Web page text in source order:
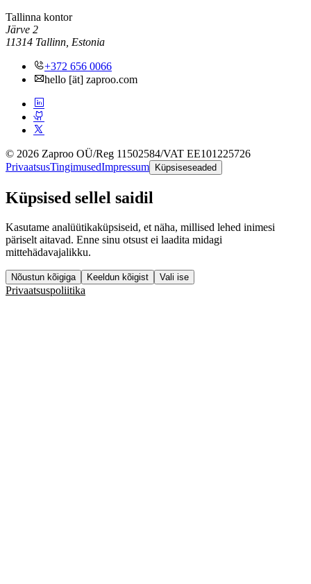
Tallinna kontor
Järve 2
11314 Tallinn, Estonia
+372 656 0066
hello [ät] zaproo.com
© 2026 Zaproo OÜ/Reg 11502584/VAT EE101225726
PrivaatsusTingimusedImpressum Küpsiseseaded
Küpsised sellel saidil
Kasutame analüütikaküpsiseid, et näha, millised lehed inimesi
päriselt aitavad. Enne sinu otsust ei laadita midagi
mittehädavajalikku.
Nõustun kõigiga Keeldun kõigist Vali ise
Privaatsuspoliitika